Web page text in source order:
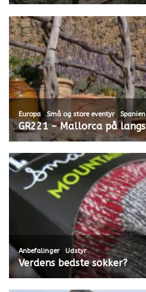
Europa , Små og store eventyr, Spanien
GR221 – Mallorca på langs
Anbefalinger, Udstyr
Verdens bedste sokker?